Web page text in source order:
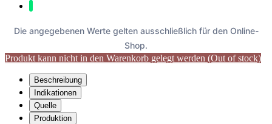
Die angegebenen Werte gelten ausschließlich für den Online-
Shop.
Produkt kann nicht in den Warenkorb gelegt werden (Out of stock)
Beschreibung
Indikationen
Quelle
Produktion